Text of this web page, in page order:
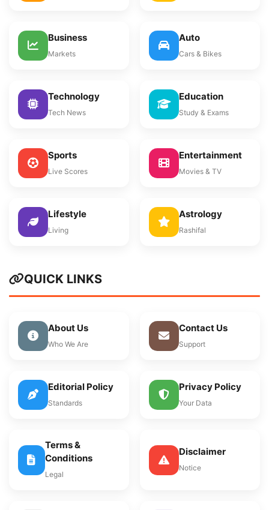
Business
Markets
Auto
Cars & Bikes
Technology
Tech News
Education
Study & Exams
Sports
Live Scores
Entertainment
Movies & TV
Lifestyle
Living
Astrology
Rashifal
QUICK LINKS
About Us
Who We Are
Contact Us
Support
Editorial Policy
Standards
Privacy Policy
Your Data
Terms &
Conditions
Legal
Disclaimer
Notice